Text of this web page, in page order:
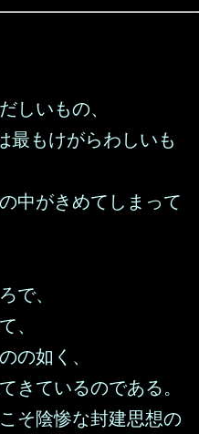
しいもの、
最もけがらわしいも
中がきめてしまって
で、
、
の如く、
きているのである。
そ陰惨な封建思想の